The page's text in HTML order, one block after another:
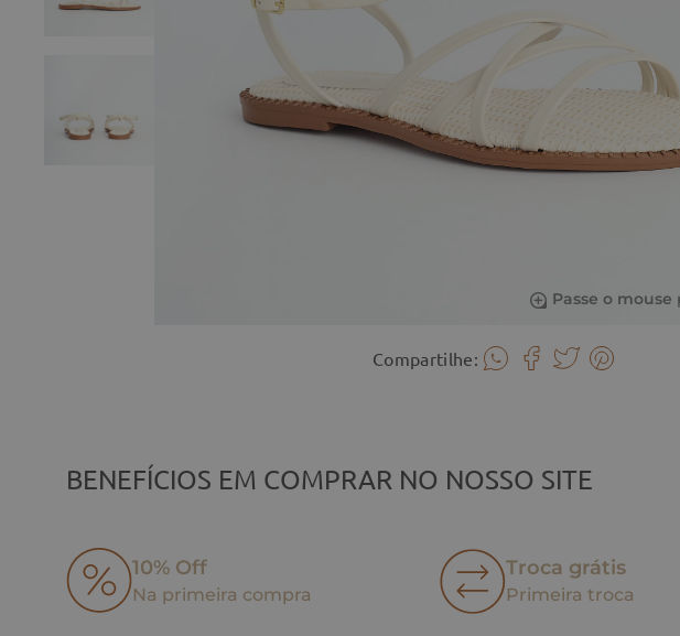
Passe o mouse
Compartilhe:
BENEFÍCIOS EM COMPRAR NO NOSSO SITE
10% Off
Na primeira compra
Troca grátis
Primeira troca